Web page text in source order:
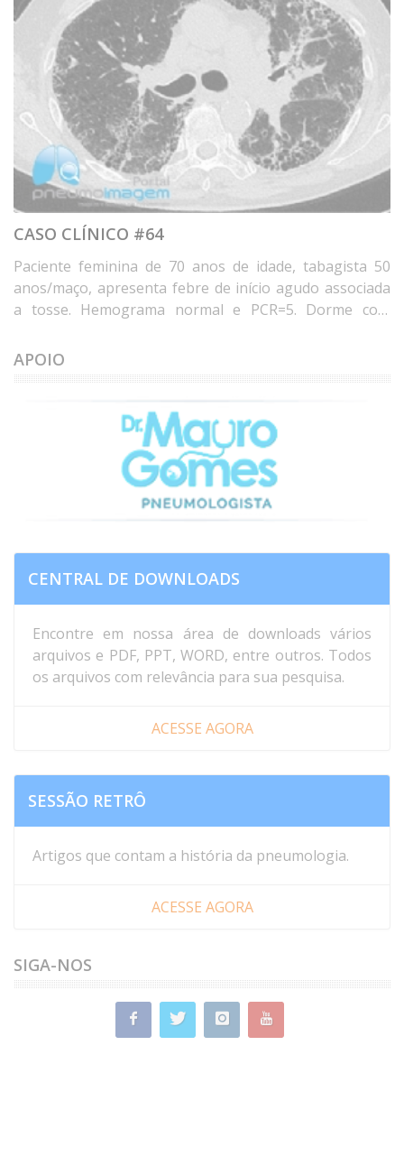
CASO CLÍNICO #64
Paciente feminina de 70 anos de idade, tabagista 50
anos/maço, apresenta febre de início agudo associada
a tosse. Hemograma normal e PCR=5. Dorme com
casa com umidade e mofo nos últimos 8 anos. Qual o
diagnóstico? Deixe seus comentários abaixo. * Female
patient, 70 years old, 50 years/pack, with acute onset of
fever associated with cough. Normal blood count and
CRP=5. She has slept on a goose feather pillow for 20
years and has lived in a house with mold for the ...
APOIO
CENTRAL DE DOWNLOADS
Encontre em nossa área de downloads vários
arquivos e PDF, PPT, WORD, entre outros. Todos
os arquivos com relevância para sua pesquisa.
ACESSE AGORA
SESSÃO RETRÔ
Artigos que contam a história da pneumologia.
ACESSE AGORA
SIGA-NOS